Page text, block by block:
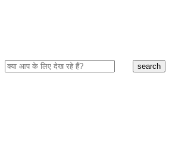
search